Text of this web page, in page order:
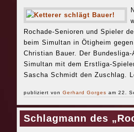
Rochade-Senioren und Spieler
beim Simultan in Ötigheim
Christian Bauer. Der
Simultan mit dem Erstliga-
Sascha Schmidt den Zuschlag.
publiziert von Gerhard Gorges am 22.
Schlagmann des